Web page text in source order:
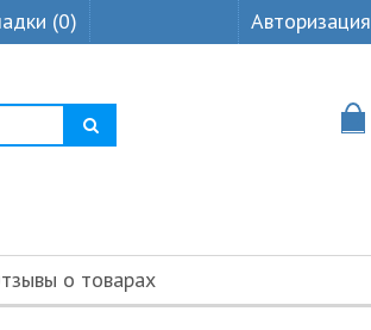
(0) Авторизация
о товарах